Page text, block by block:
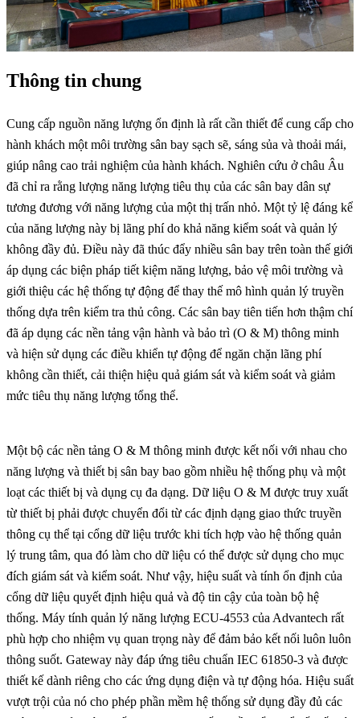
Thông tin chung
Cung cấp nguồn năng lượng ổn định là rất cần thiết để cung cấp cho
hành khách một môi trường sân bay sạch sẽ, sáng sủa và thoải mái,
giúp nâng cao trải nghiệm của hành khách. Nghiên cứu ở châu Âu
đã chỉ ra rằng lượng năng lượng tiêu thụ của các sân bay dân sự
tương đương với năng lượng của một thị trấn nhỏ. Một tỷ lệ đáng kể
của năng lượng này bị lãng phí do khả năng kiểm soát và quản lý
không đầy đủ. Điều này đã thúc đẩy nhiều sân bay trên toàn thế giới
áp dụng các biện pháp tiết kiệm năng lượng, bảo vệ môi trường và
giới thiệu các hệ thống tự động để thay thế mô hình quản lý truyền
thống dựa trên kiểm tra thủ công. Các sân bay tiên tiến hơn thậm chí
đã áp dụng các nền tảng vận hành và bảo trì (O & M) thông minh
và hiện sử dụng các điều khiển tự động để ngăn chặn lãng phí
không cần thiết, cải thiện hiệu quả giám sát và kiểm soát và giảm
mức tiêu thụ năng lượng tổng thể.
Một bộ các nền tảng O & M thông minh được kết nối với nhau cho
năng lượng và thiết bị sân bay bao gồm nhiều hệ thống phụ và một
loạt các thiết bị và dụng cụ đa dạng. Dữ liệu O & M được truy xuất
từ ​​thiết bị phải được chuyển đổi từ các định dạng giao thức truyền
thông cụ thể tại cổng dữ liệu trước khi tích hợp vào hệ thống quản
lý trung tâm, qua đó làm cho dữ liệu có thể được sử dụng cho mục
đích giám sát và kiểm soát. Như vậy, hiệu suất và tính ổn định của
cổng dữ liệu quyết định hiệu quả và độ tin cậy của toàn bộ hệ
thống. Máy tính quản lý năng lượng ECU-4553 của Advantech rất
phù hợp cho nhiệm vụ quan trọng này để đảm bảo kết nối luôn luôn
thông suốt. Gateway này đáp ứng tiêu chuẩn IEC 61850-3 và được
thiết kế dành riêng cho các ứng dụng điện và tự động hóa. Hiệu suất
vượt trội của nó cho phép phần mềm hệ thống sử dụng đầy đủ các